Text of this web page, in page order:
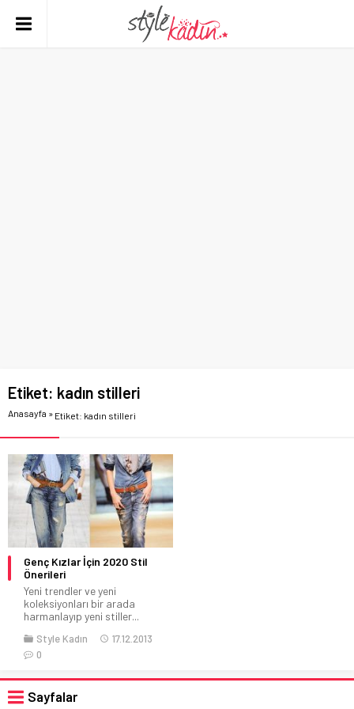
Etiket: kadın stilleri
Anasayfa » Etiket: kadın stilleri
Genç Kızlar İçin 2020 Stil
Önerileri
Yeni trendler ve yeni
koleksiyonları bir arada
harmanlayıp yeni stiller...
Style Kadın
17.12.2013
0
Sayfalar